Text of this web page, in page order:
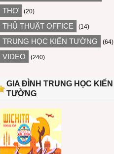
THƠ (20)
THỦ THUẬT OFFICE (14)
TRUNG HỌC KIẾN TƯỜNG (64)
VIDEO (240)
GIA ĐÌNH TRUNG HỌC KIẾN
TƯỜNG